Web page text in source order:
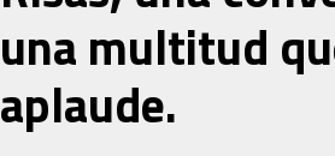
una multitud
aplaude.